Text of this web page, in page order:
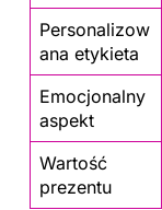
Personalizow
ana etykieta
Emocjonalny
aspekt
Wartość
prezentu